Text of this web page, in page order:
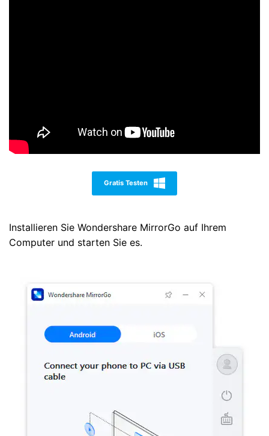
Gratis Testen
Installieren Sie Wondershare MirrorGo auf Ihrem
Computer und starten Sie es.